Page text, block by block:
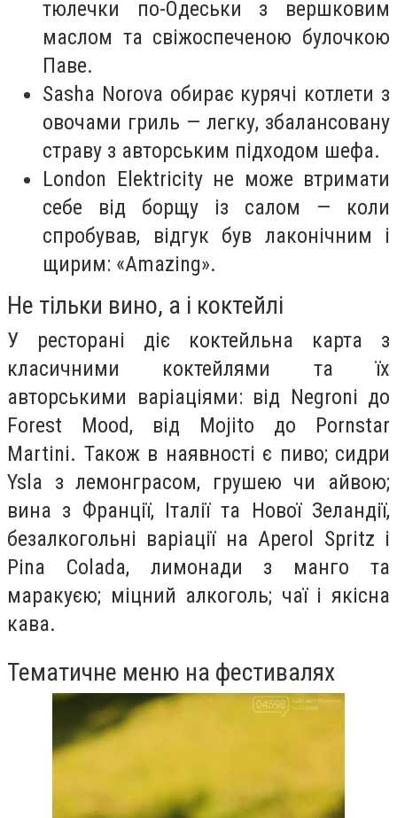
тюлечки по-Одеськи з вершковим
маслом та свіжоспеченою булочкою
Паве.
Sasha Norova обирає курячі котлети з
овочами гриль — легку, збалансовану
страву з авторським підходом шефа.
London Elektricity не може втримати
себе від борщу із салом — коли
спробував, відгук був лаконічним і
щирим: «Amazing».
Не тільки вино, а і коктейлі
У ресторані діє коктейльна карта з
класичними коктейлями та їх
авторськими варіаціями: від Negroni до
Forest Mood, від Mojito до Pornstar
Martini. Також в наявності є пиво; сидри
Ysla з лемонграсом, грушею чи айвою;
вина з Франції, Італії та Нової Зеландії,
безалкогольні варіації на Aperol Spritz і
Pina Colada, лимонади з манго та
маракуєю; міцний алкоголь; чаї і якісна
кава.
Тематичне меню на фестивалях